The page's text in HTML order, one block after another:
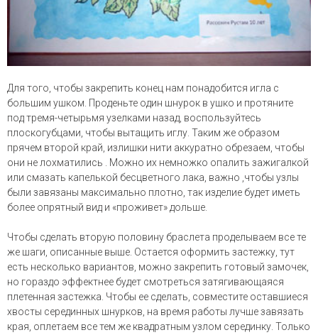
Для того, чтобы закрепить конец нам понадобится игла с
большим ушком. Проденьте один шнурок в ушко и протяните
под тремя-четырьмя узелками назад, воспользуйтесь
плоскогубцами, чтобы вытащить иглу. Таким же образом
прячем второй край, излишки нити аккуратно обрезаем, чтобы
они не лохматились . Можно их немножко опалить зажигалкой
или смазать капелькой бесцветного лака, важно ,чтобы узлы
были завязаны максимально плотно, так изделие будет иметь
более опрятный вид и «проживет» дольше.
Чтобы сделать вторую половину браслета проделываем все те
же шаги, описанные выше. Остается оформить застежку, тут
есть несколько вариантов, можно закрепить готовый замочек,
но гораздо эффектнее будет смотреться затягивающаяся
плетенная застежка. Чтобы ее сделать, совместите оставшиеся
хвосты серединных шнурков, на время работы лучше завязать
края, оплетаем все тем же квадратным узлом серединку. Только